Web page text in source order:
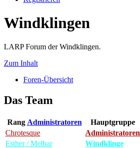
Windklingen
LARP Forum der Windklingen.
Zum Inhalt
Foren-Übersicht
Das Team
Rang Administratoren Hauptgruppe
Chrotesque
Administratoren
Esther / Melbar
Windklinge